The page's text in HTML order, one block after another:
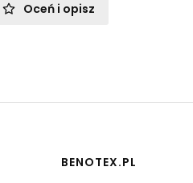
Oceń i opisz
BENOTEX.PL